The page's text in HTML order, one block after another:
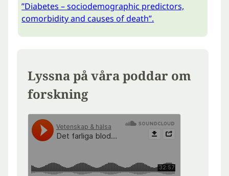
”Diabetes – sociodemographic predictors,
comorbidity and causes of death”.
Lyssna på våra poddar om
forskning